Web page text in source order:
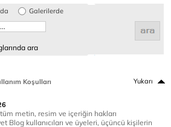
Galerilerde
ara
Koşulları Yukarı
metin, resim ve içeriğin hakları
Blog kullanıcıları ve üyeleri, üçüncü kişilerin